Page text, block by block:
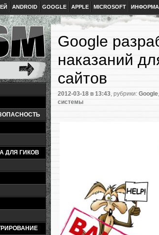
ANDROID GOOGLE APPLE MICROSOFT
ДЛЯ ГИКОВ
Google
наказаний
сайтов
2012-03-18 в 13:43, рубрики: Google,
системы